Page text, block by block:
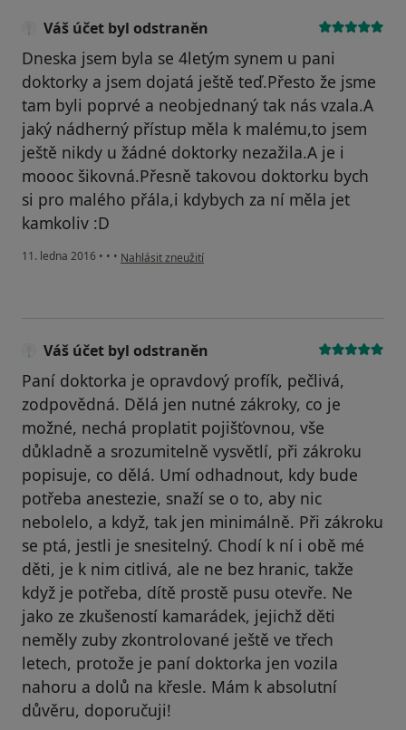
Váš účet byl odstraněn
Dneska jsem byla se 4letým synem u pani
doktorky a jsem dojatá ještě teď.Přesto že jsme
tam byli poprvé a neobjednaný tak nás vzala.A
jaký nádherný přístup měla k malému,to jsem
ještě nikdy u žádné doktorky nezažila.A je i
moooc šikovná.Přesně takovou doktorku bych
si pro malého přála,i kdybych za ní měla jet
kamkoliv :D
11. ledna 2016 • • • podle názoru uživatele Váš účet byl odstraněn
Nahlásit zneužití
Váš účet byl odstraněn
Paní doktorka je opravdový profík, pečlivá,
zodpovědná. Dělá jen nutné zákroky, co je
možné, nechá proplatit pojišťovnou, vše
důkladně a srozumitelně vysvětlí, při zákroku
popisuje, co dělá. Umí odhadnout, kdy bude
potřeba anestezie, snaží se o to, aby nic
nebolelo, a když, tak jen minimálně. Při zákroku
se ptá, jestli je snesitelný. Chodí k ní i obě mé
děti, je k nim citlivá, ale ne bez hranic, takže
když je potřeba, dítě prostě pusu otevře. Ne
jako ze zkušeností kamarádek, jejichž děti
neměly zuby zkontrolované ještě ve třech
letech, protože je paní doktorka jen vozila
nahoru a dolů na křesle. Mám k absolutní
důvěru, doporučuji!